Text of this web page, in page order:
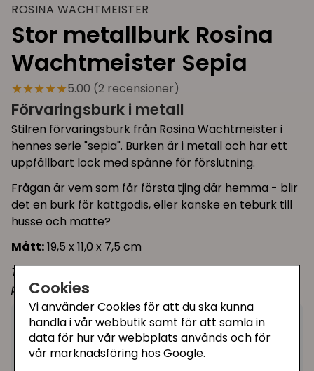
Cookies
Vi använder Cookies för att du ska kunna
handla i vår webbutik samt för att samla in
data för hur vår webbplats används och för
vår marknadsföring hos Google.
ROSINA WACHTMEISTER
Stor metallburk Rosina
Wachtmeister Sepia
★★★★★5.00 (2 recensioner)
Förvaringsburk i metall
Stilren förvaringsburk från Rosina Wachtmeister i
hennes serie "sepia". Burken är i metall och har ett
uppfällbart lock med spänne för förslutning.
Frågan är vem som får första tjing där hemma - blir
det en burk för kattgodis, eller kanske en teburk till
husse och matte?
Mått:19,5 x 11,0 x 7,5 cm
Tips! Gillar du detta motiv? Se nedan för fler
produkter i denna serie!
179 kr − + Köp